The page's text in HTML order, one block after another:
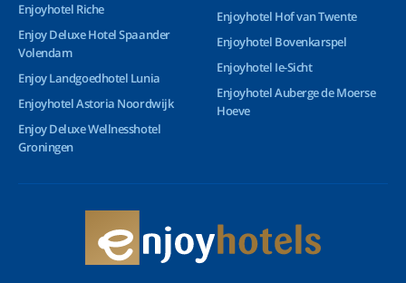
Enjoyhotel Riche
Enjoy Deluxe Hotel Spaander
Volendam
Enjoy Landgoedhotel Lunia
Enjoyhotel Astoria Noordwijk
Enjoy Deluxe Wellnesshotel
Groningen
Enjoyhotel Hof van Twente
Enjoyhotel Bovenkarspel
Enjoyhotel Ie-Sicht
Enjoyhotel Auberge de Moerse
Hoeve